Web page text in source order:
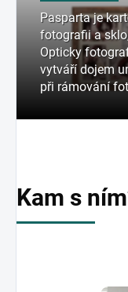
Pasparta je
fotografii a
Opticky
vytváří dojem
při rámování
Kam s